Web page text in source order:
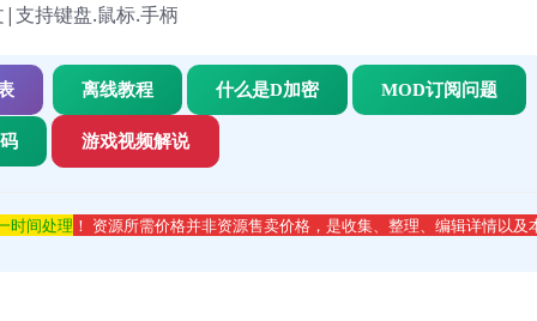
支持键盘.鼠标.手柄
离线教程 什么是D加密 MOD订阅问题
游戏视频解说
时间处理 ！ 资源所需价格并非资源售卖价格，是收集、整理、编辑详情以及